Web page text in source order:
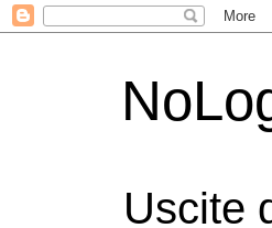
Uscite